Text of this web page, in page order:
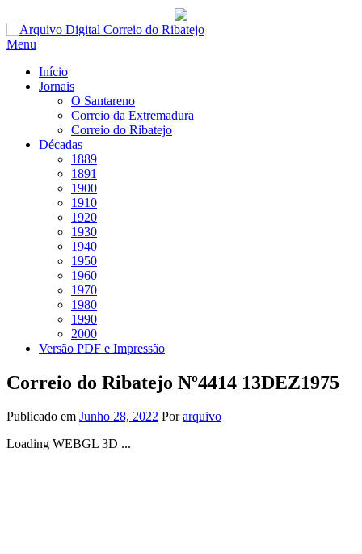
Saltar
para
Menu
Início
Jornais
O Santareno
Correio da Extremadura
Correio do Ribatejo
Décadas
1889
1891
1900
1910
1920
1930
1940
1950
1960
1970
1980
1990
2000
Versão PDF e Impressão
Correio do Ribatejo Nº4414 13DEZ1975
Publicado em Junho 28, 2022 Porarquivo
Loading WEBGL 3D ...